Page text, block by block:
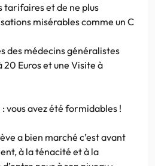
tarifaires et de ne plus
misérables comme un C
des médecins généralistes
20 Euros et une Visite à
vous avez été formidables !
a bien marché c’est avant
à la ténacité et à la